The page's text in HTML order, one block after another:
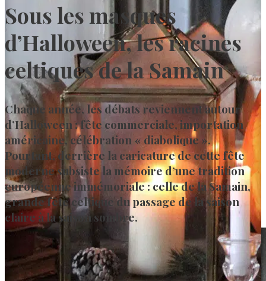
Sous les masques
d’Halloween, les racines
celtiques de la Samain
Chaque année, les débats reviennent autour
d’Halloween : fête commerciale, importation
américaine, célébration « diabolique ».
Pourtant, derrière la caricature de cette fête
moderne subsiste la mémoire d’une tradition
européenne immémoriale : celle de la Samain,
grande fête celtique du passage de la saison
claire à la saison sombre.